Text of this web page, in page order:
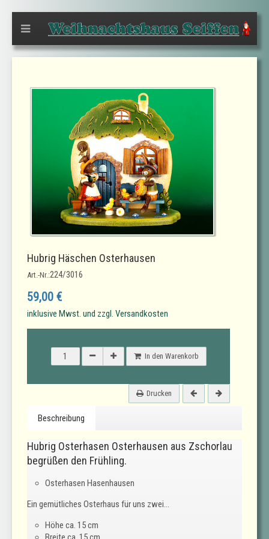
Hubrig Häschen Osterhausen
Art.-Nr.:224/3016
59,00 €
inklusive Mwst. und zzgl. Versandkosten
In den Warenkorb
Drucken
Beschreibung
Hubrig Osterhasen Osterhausen aus Zschorlau
begrüßen den Frühling.
Osterhasen Hasenhausen
Ein gemütliches Osterhaus für uns zwei...
Höhe ca. 15 cm